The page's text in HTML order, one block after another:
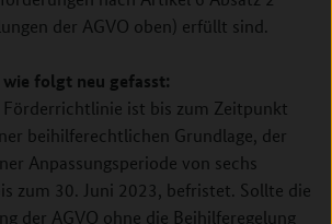
der AGVO oben) erfüllt sind.
folgt neu gefasst:
Förderrichtlinie ist bis zum Zeitpunkt
beihilferechtlichen Grundlage, der
Anpassungsperiode von sechs
zum 30. Juni 2023, befristet. Sollte die
der AGVO ohne die Beihilferegelung